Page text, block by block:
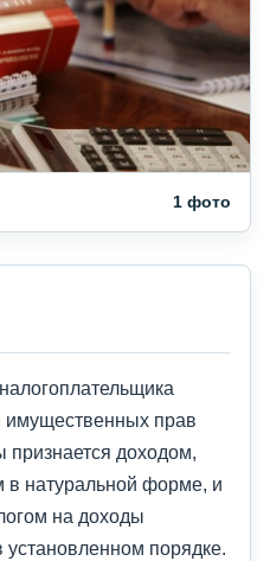
1 фото
имущественных прав
доходом,
в натуральной форме, и
на доходы
порядке.